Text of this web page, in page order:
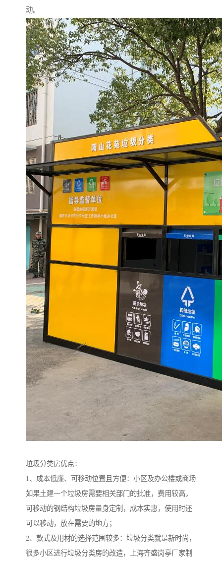
动。
垃圾分类房优点：
1、成本低廉、可移动位置且方便：小区及办公楼或商场
如果土建一个垃圾房需要相关部门的批准，费用较高，
可移动的钢结构垃圾房量身定制，成本实惠，使用时还
可以移动，放在需要的地方；
2、款式及用材的选择范围较多：垃圾分类就是新时尚，
很多小区进行垃圾分类房的改造，上海齐盛岗亭厂家制